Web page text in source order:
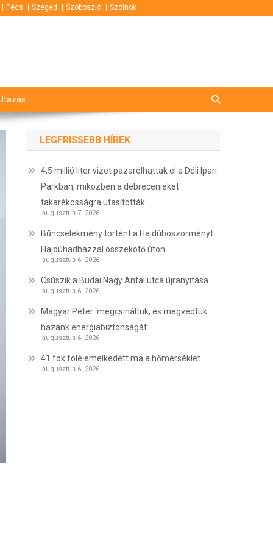
Pécs Szeged Szoboszló Szolnok
LEGFRISSEBB HÍREK
4,5 millió liter vizet pazarolhattak el a Déli Ipari
Parkban, miközben a debrecenieket
takarékosságra utasították
augusztus 7, 2026
Bűncselekmény történt a Hajdúböszörményt
Hajdúhadházzal összekötő úton
augusztus 6, 2026
Csúszik a Budai Nagy Antal utca újranyitása
augusztus 6, 2026
Magyar Péter: megcsináltuk, és megvédtük
hazánk energiabiztonságát
augusztus 6, 2026
41 fok fölé emelkedett ma a hőmérséklet
augusztus 6, 2026